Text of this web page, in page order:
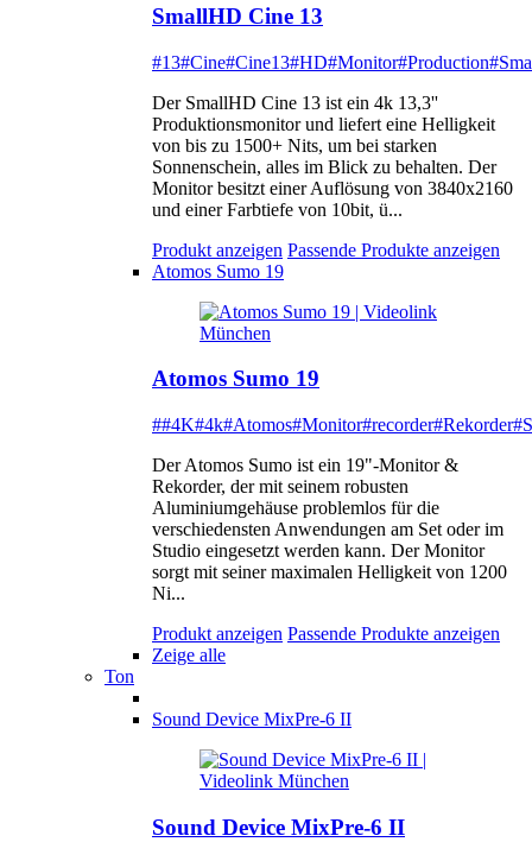
SmallHD Cine 13
#13#Cine#Cine13#HD#Monitor#Production
Der SmallHD Cine 13 ist ein 4k 13,3''
Produktionsmonitor und liefert eine Helligkeit
von bis zu 1500+ Nits, um bei starken
Sonnenschein, alles im Blick zu behalten. Der
Monitor besitzt einer Auflösung von 3840x2160
und einer Farbtiefe von 10bit, ü...
Produkt anzeigen Passende Produkte anzeigen
Atomos Sumo 19
Atomos Sumo 19
##4K#4k#Atomos#Monitor#recorder#Rekorder
Der Atomos Sumo ist ein 19"-Monitor &
Rekorder, der mit seinem robusten
Aluminiumgehäuse problemlos für die
verschiedensten Anwendungen am Set oder im
Studio eingesetzt werden kann. Der Monitor
sorgt mit seiner maximalen Helligkeit von 1200
Ni...
Produkt anzeigen Passende Produkte anzeigen
Zeige alle
Ton
Sound Device MixPre-6 II
Sound Device MixPre-6 II